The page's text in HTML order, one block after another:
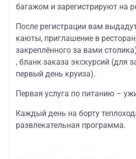
багажом и зарегистрируют на
После регистрации вам
каюты, приглашение в ресторан
закреплённого за вами
, бланк заказа экскурсий (для
первый день круиза).
Первая услуга по питанию –
Каждый день на борту
развлекательная программа.